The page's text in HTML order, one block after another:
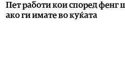
Пет работи кои според фенг
ако ги имате во куќата